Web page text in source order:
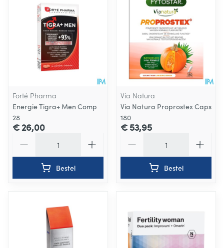
Forté Pharma
Energie Tigra+ Men Comp
28
€ 26,00
Bestel
Via Natura
Via Natura Proprostex Caps
180
€ 53,95
Bestel